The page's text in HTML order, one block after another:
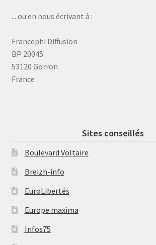
... ou en nous écrivant à :
Francephi Diffusion
BP 20045
53120 Gorron
France
Sites conseillés
Boulevard Voltaire
Breizh-info
EuroLibertés
Europe maxima
Infos75